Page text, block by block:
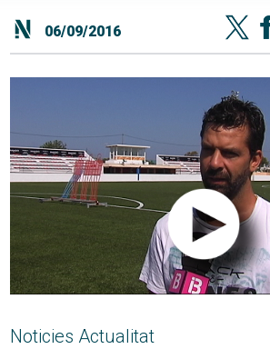
06/09/2016
Noticies Actualitat